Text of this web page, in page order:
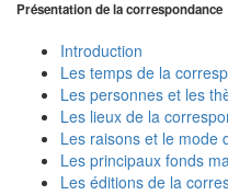
Présentation de la correspondance
Introduction
Les temps de la
Les personnes et les
Les lieux de la
Les raisons et le mode
Les principaux fonds
Les éditions de la